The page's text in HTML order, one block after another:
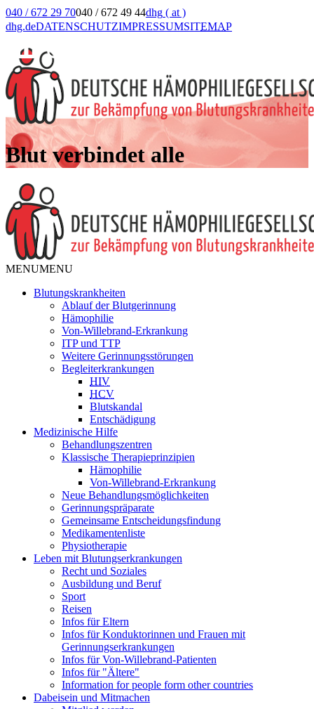
040 / 672 29 70040 / 672 49 44dhg ( at )
dhg.deDATENSCHUTZIMPRESSUMSITEMAP
Blut verbindet alle
MENUMENU
Blutungskrankheiten
Ablauf der Blutgerinnung
Hämophilie
Von-Willebrand-Erkrankung
ITP und TTP
Weitere Gerinnungsstörungen
Begleiterkrankungen
HIV
HCV
Blutskandal
Entschädigung
Medizinische Hilfe
Behandlungszentren
Klassische Therapieprinzipien
Hämophilie
Von-Willebrand-Erkrankung
Neue Behandlungsmöglichkeiten
Gerinnungspräparate
Gemeinsame Entscheidungsfindung
Medikamentenliste
Physiotherapie
Leben mit Blutungserkrankungen
Recht und Soziales
Ausbildung und Beruf
Sport
Reisen
Infos für Eltern
Infos für Konduktorinnen und Frauen mit
Gerinnungserkrankungen
Infos für Von-Willebrand-Patienten
Infos für "Ältere"
Information for people form other countries
Dabeisein und Mitmachen